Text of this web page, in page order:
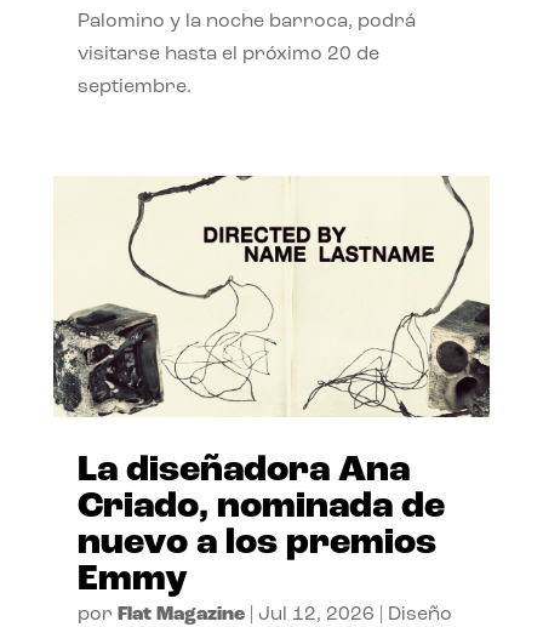
Palomino y la noche barroca, podrá
visitarse hasta el próximo 20 de
septiembre.
La diseñadora Ana
Criado, nominada de
nuevo a los premios
Emmy
por Flat Magazine| Jul 12, 2026 Diseño